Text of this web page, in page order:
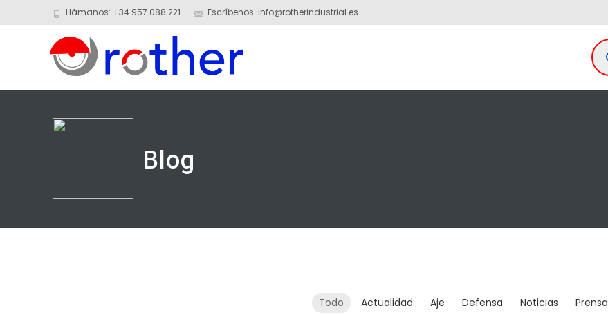
Llámanos: +34 957 088 221 Escríbenos: info@rotherindustrial.es
Blog
Todo Actualidad Aje Defensa Noticias Prensa